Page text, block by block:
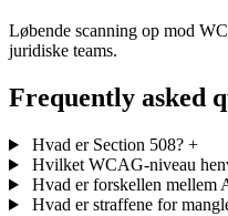
Løbende scanning op mod
juridiske teams.
Frequently asked
Hvad er Section 508? +
Hvilket WCAG-niveau
Hvad er forskellen mellem
Hvad er straffene for